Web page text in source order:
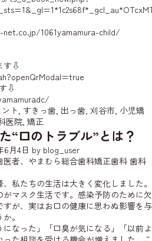
1061yamamura-child/
す⇩
⇩
ト, すきっ歯, 出っ歯, 刈谷市, 小児矯
医院, 矯正
“口のトラブル”とは？
6月4日 by blog_user
者、やまむら総合歯科矯正歯科 歯科
私たちの生活は大きく変化しました。
マスク生活です。感染予防のために欠
が、実はお口の健康に思わぬ影響を与
。
なった」「口臭が気になる」「以前よ